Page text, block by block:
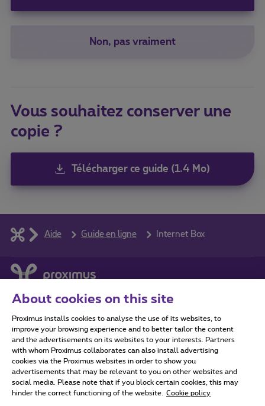
Non, pas vraiment
Vous souhaitez conserver une
copie ?
Télécharger ce guide (1.4 Mo)
Aide Guide en ligne Internet Box
2026Proximus
Conditions générales, info consommateur
Liste des prix et tarifs
Accessibilité
Vie privée
Politique de gestion des cookies
Cookie manager
About cookies on this site
Proximus installs cookies to analyse the use of its websites, to
improve your browsing experience and to better tailor the content
and the advertisements on its websites to your interests. Partners
with whom Proximus collaborates can also install advertising
cookies via the Proximus websites in order to show you
advertisements that may be relevant to you on other websites and
social media. Please note that if you block certain cookies, this may
hinder the correct functioning of the website.
Cookie policy